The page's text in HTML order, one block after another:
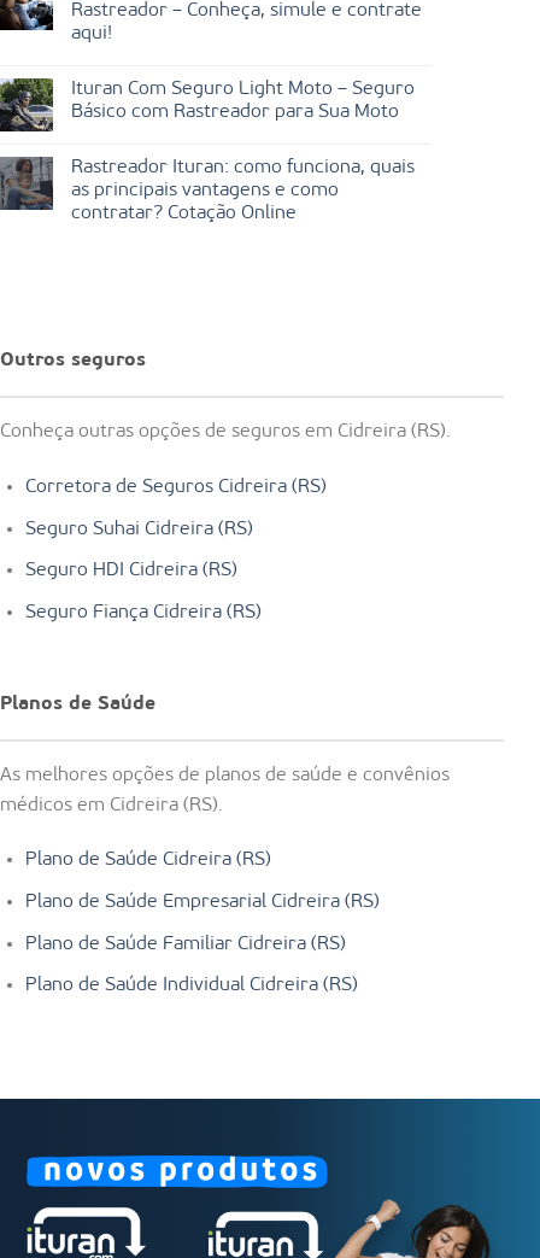
Rastreador – Conheça, simule e contrate
aqui!
Ituran Com Seguro Light Moto – Seguro
Básico com Rastreador para Sua Moto
Rastreador Ituran: como funciona, quais
as principais vantagens e como
contratar? Cotação Online
Outros seguros
Conheça outras opções de seguros em Cidreira (RS).
Corretora de Seguros Cidreira (RS)
Seguro Suhai Cidreira (RS)
Seguro HDI Cidreira (RS)
Seguro Fiança Cidreira (RS)
Planos de Saúde
As melhores opções de planos de saúde e convênios
médicos em Cidreira (RS).
Plano de Saúde Cidreira (RS)
Plano de Saúde Empresarial Cidreira (RS)
Plano de Saúde Familiar Cidreira (RS)
Plano de Saúde Individual Cidreira (RS)